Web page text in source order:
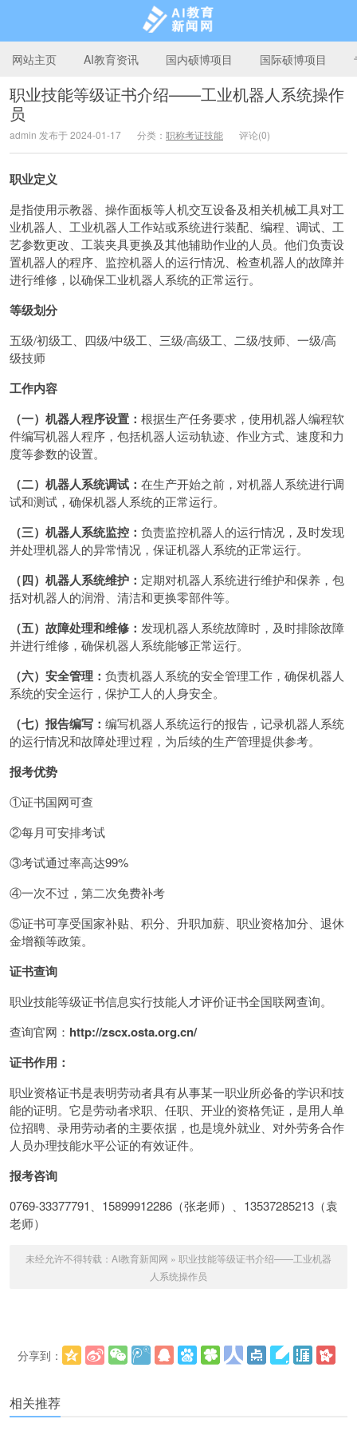
网站主页 AI教育资讯 国内硕博项目 国际硕博项目
职业技能等级证书介绍——工业机器人系统操作
员
admin 发布于 2024-01-17 分类： 职称考证技能 评论(0)
职业定义
是指使用示教器、操作面板等人机交互设备及相关机械工具对工
业机器人、工业机器人工作站或系统进行装配、编程、调试、工
艺参数更改、工装夹具更换及其他辅助作业的人员。他们负责设
置机器人的程序、监控机器人的运行情况、检查机器人的故障并
进行维修，以确保工业机器人系统的正常运行。
等级划分
五级/初级工、四级/中级工、三级/高级工、二级/技师、一级/高
级技师
工作内容
（一）机器人程序设置： 根据生产任务要求，使用机器人编程软
件编写机器人程序，包括机器人运动轨迹、作业方式、速度和力
度等参数的设置。
（二）机器人系统调试： 在生产开始之前，对机器人系统进行调
试和测试，确保机器人系统的正常运行。
（三）机器人系统监控： 负责监控机器人的运行情况，及时发现
并处理机器人的异常情况，保证机器人系统的正常运行。
（四）机器人系统维护： 定期对机器人系统进行维护和保养，包
括对机器人的润滑、清洁和更换零部件等。
（五）故障处理和维修： 发现机器人系统故障时，及时排除故障
并进行维修，确保机器人系统能够正常运行。
（六）安全管理： 负责机器人系统的安全管理工作，确保机器人
系统的安全运行，保护工人的人身安全。
（七）报告编写： 编写机器人系统运行的报告，记录机器人系统
的运行情况和故障处理过程，为后续的生产管理提供参考。
报考优势
①证书国网可查
②每月可安排考试
③考试通过率高达99%
④一次不过，第二次免费补考
⑤证书可享受国家补贴、积分、升职加薪、职业资格加分、退休
金增额等政策。
证书查询
职业技能等级证书信息实行技能人才评价证书全国联网查询。
查询官网： http://zscx.osta.org.cn/
证书作用：
职业资格证书是表明劳动者具有从事某一职业所必备的学识和技
能的证明。它是劳动者求职、任职、开业的资格凭证，是用人单
位招聘、录用劳动者的主要依据，也是境外就业、对外劳务合作
人员办理技能水平公证的有效证件。
报考咨询
0769-33377791、15899912286（张老师）、13537285213（袁
老师）
未经允许不得转载： AI教育新闻网 » 职业技能等级证书介绍——工业机器
人系统操作员
分享到：
相关推荐